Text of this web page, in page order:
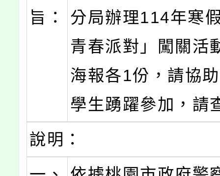
旨：
分局辦理114年寒
青春派對」闖關活
海報各1份，請協
學生踴躍參加，請
說明：